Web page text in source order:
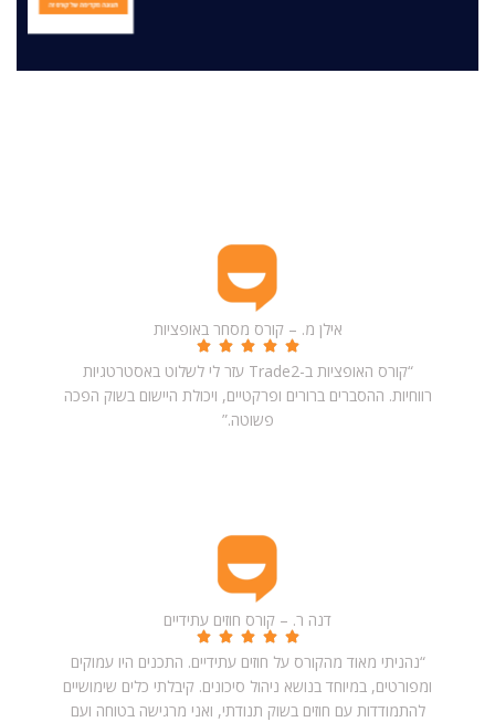
אילן מ. – קורס מסחר באופציות
“קורס האופציות ב-Trade2 עזר לי לשלוט באסטרטגיות
רווחיות. ההסברים ברורים ופרקטיים, ויכולת היישום בשוק הפכה
פשוטה.”
דנה ר. – קורס חוזים עתידיים
“נהניתי מאוד מהקורס על חוזים עתידיים. התכנים היו עמוקים
ומפורטים, במיוחד בנושא ניהול סיכונים. קיבלתי כלים שימושיים
להתמודדות עם חוזים בשוק תנודתי, ואני מרגישה בטוחה ועם